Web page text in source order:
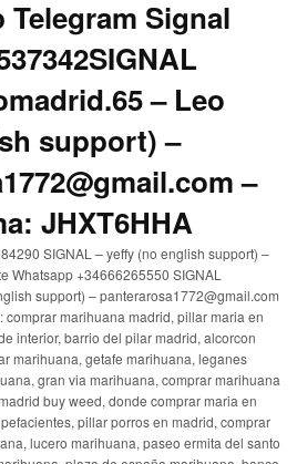
Telegram Signal
– Leo
support) –
–
JHXT6HHA
SIGNAL – yeffy (no english support) –
Whatsapp +34666265550 SIGNAL
support) – panterarosa1772@gmail.com
marihuana madrid, pillar maria en
interior, barrio del pilar madrid, alcorcon
marihuana, getafe marihuana, leganes
gran via marihuana, comprar marihuana
buy weed, donde comprar maria en
pillar porros en madrid, comprar
lucero marihuana, paseo ermita del santo